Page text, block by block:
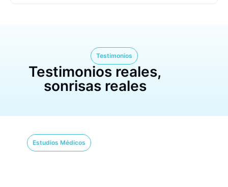
Testimonios
Testimonios reales,
sonrisas reales
Estudios Médicos